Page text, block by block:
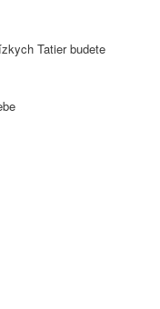
Tatier budete